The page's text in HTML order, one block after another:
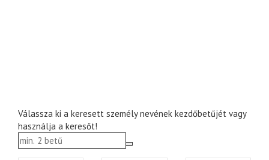
Válassza ki a keresett személy nevének kezdőbetűjét vagy
használja a keresőt!